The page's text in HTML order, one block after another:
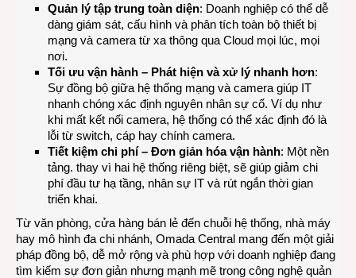
Quản lý tập trung toàn diện: Doanh nghiệp có thể dễ
dàng giám sát, cấu hình và phân tích toàn bộ thiết bị
mạng và camera từ xa thông qua Cloud mọi lúc, mọi
nơi.
Tối ưu vận hành – Phát hiện và xử lý nhanh hơn:
Sự đồng bộ giữa hệ thống mạng và camera giúp IT
nhanh chóng xác định nguyên nhân sự cố. Ví dụ như
khi mất kết nối camera, hệ thống có thể xác định đó là
lỗi từ switch, cáp hay chính camera.
Tiết kiệm chi phí – Đơn giản hóa vận hành: Một nền
tảng. thay vì hai hệ thống riêng biệt, sẽ giúp giảm chi
phí đầu tư hạ tầng, nhân sự IT và rút ngắn thời gian
triển khai.
Từ văn phòng, cửa hàng bán lẻ đến chuỗi hệ thống, nhà máy
hay mô hình đa chi nhánh, Omada Central mang đến một giải
pháp đồng bộ, dễ mở rộng và phù hợp với doanh nghiệp đang
tìm kiếm sự đơn giản nhưng mạnh mẽ trong công nghệ quản